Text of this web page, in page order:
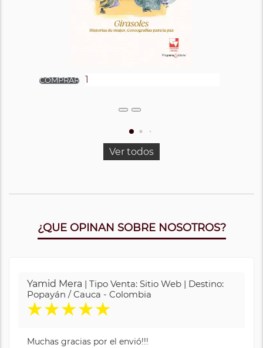
Ver todos
¿QUE OPINAN SOBRE NOSOTROS?
Yamid Mera | Tipo Venta: Sitio Web | Destino:
Popayán / Cauca - Colombia
★★★★★
Muchas gracias por el envió!!!